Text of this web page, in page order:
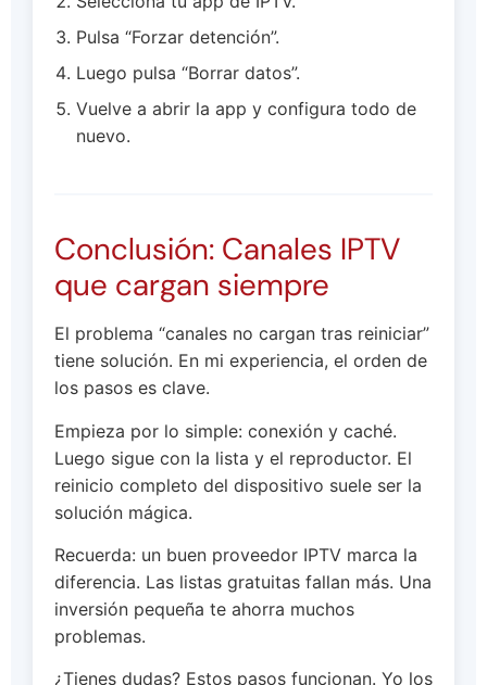
Pulsa “Forzar detención”.
Luego pulsa “Borrar datos”.
Vuelve a abrir la app y configura todo de
nuevo.
Conclusión: Canales IPTV
que cargan siempre
El problema “canales no cargan tras reiniciar”
tiene solución. En mi experiencia, el orden de
los pasos es clave.
Empieza por lo simple: conexión y caché.
Luego sigue con la lista y el reproductor. El
reinicio completo del dispositivo suele ser la
solución mágica.
Recuerda: un buen proveedor IPTV marca la
diferencia. Las listas gratuitas fallan más. Una
inversión pequeña te ahorra muchos
problemas.
¿Tienes dudas? Estos pasos funcionan. Yo los